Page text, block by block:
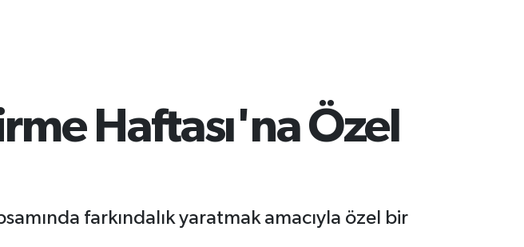
Haftası'na Özel
farkındalık yaratmak amacıyla özel bir